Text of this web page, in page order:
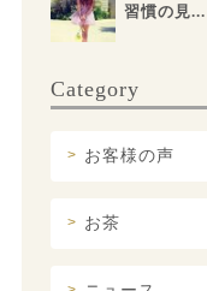
習慣の見...
Category
お客様の声
お茶